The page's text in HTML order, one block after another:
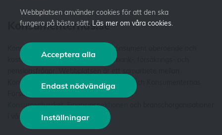
Konsumenternas.se
Konsumenternas.se ger dig som konsument oberoende och
kostnadsfri fakta och vägledning i bank-, försäkrings- och
Konsumenternas Bank- och finansbyrå och Konsumenternas
Försäkringsbyrå. Vi är stiftelser som har
Konsumentverket,Finansinspektionen
i våra styrelser. Läs merom oss .
Webbplatsen använder cookies för att den ska
fungera på bästa sätt. Läs mer om våra cookies.
Acceptera alla
Endast nödvändiga
Inställningar